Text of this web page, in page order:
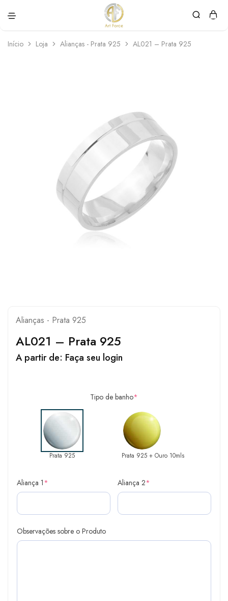
Force
personalizadas
Início Loja Alianças - Prata 925 AL021 – Prata 925
Alianças - Prata 925
AL021 – Prata 925
A partir de: Faça seu login
Tipo de banho*
Prata 925 Prata 925 + Ouro 10mls
Aliança 1* Aliança 2*
Observações sobre o Produto